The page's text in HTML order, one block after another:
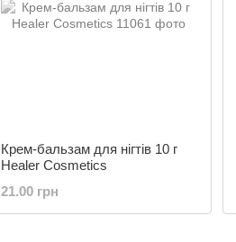
Крем-бальзам для нігтів 10 г
Healer Cosmetics
21.00 грн